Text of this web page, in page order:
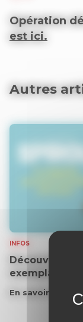
Opération
est ici.
Autres
INFOS
Découvrez
exemplaire du
En savoir plus